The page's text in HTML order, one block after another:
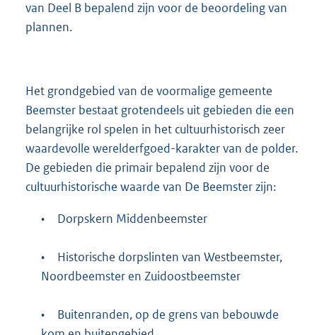
van Deel B bepalend zijn voor de beoordeling van
plannen.
Het grondgebied van de voormalige gemeente
Beemster bestaat grotendeels uit gebieden die een
belangrijke rol spelen in het cultuurhistorisch zeer
waardevolle werelderfgoed-karakter van de polder.
De gebieden die primair bepalend zijn voor de
cultuurhistorische waarde van De Beemster zijn:
• Dorpskern Middenbeemster
•
Historische dorpslinten van Westbeemster,
Noordbeemster en Zuidoostbeemster
•
Buitenranden, op de grens van bebouwde